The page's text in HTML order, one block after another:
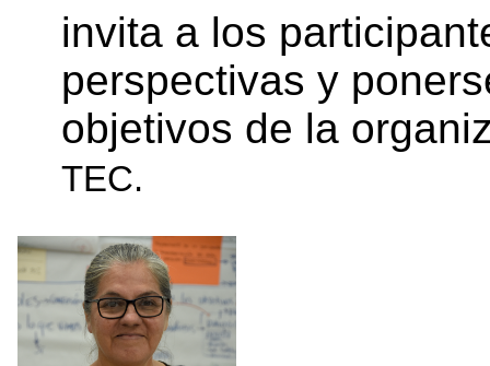
invita a los
perspectivas y
objetivos de la
TEC.